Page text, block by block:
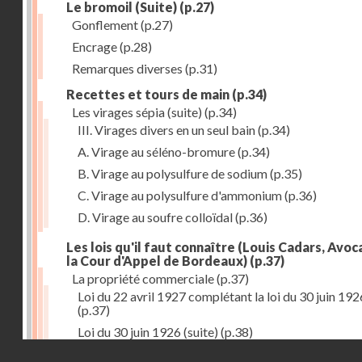
Le bromoil (Suite) (p.27)
Gonflement(p.27)
Encrage(p.28)
Remarques diverses (p.31)
Recettes et tours de main (p.34)
Les virages sépia (suite) (p.34)
III. Virages divers en un seul bain(p.34)
A. Virage au séléno-bromure(p.34)
B. Virage au polysulfure de sodium(p.35)
C. Virage au polysulfure d'ammonium(p.36)
D. Virage au soufre colloïdal(p.36)
Les lois qu'il faut connaître (Louis Cadars,
la Cour d'Appel de Bordeaux) (p.37)
La propriété commerciale(p.37)
Loi du 22 avril 1927 complétant la loi du 30 juin
(p.37)
Loi du 30 juin 1926 (suite) (p.38)